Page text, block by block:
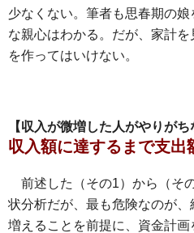
少なくない。筆者も思春期の
な親心はわかる。だが、家計を
を作ってはいけない。
【収入が微増した人がやりが
収入額に達するまで支出
前述した（その1）から（そ
状分析だが、最も危険なのが
増えることを前提に、資金計